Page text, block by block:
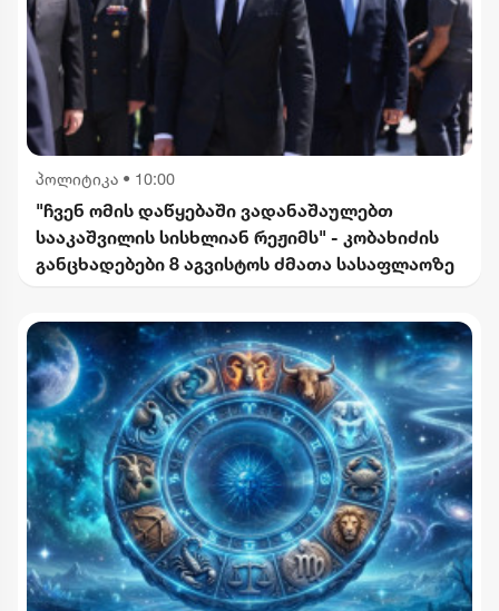
პოლიტიკა • 10:00
"ჩვენ ომის დაწყებაში ვადანაშაულებთ
სააკაშვილის სისხლიან რეჟიმს" - კობახიძის
განცხადებები 8 აგვისტოს ძმათა სასაფლაოზე